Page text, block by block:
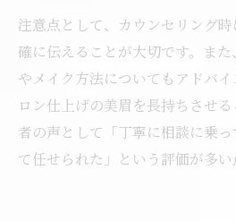
注意点として、カウンセリング
確に伝えることが大切です。ま
やメイク方法についてもアドバ
ロン仕上げの美眉を長持ちさせ
者の声として「丁寧に相談に乗
て任せられた」という評価が多い